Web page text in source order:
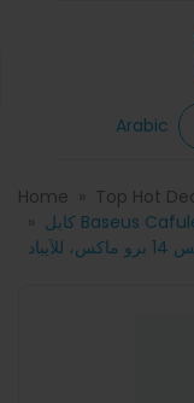
Arabic
Home
Top Hot
كابل Baseus Cafule PD 20W النوع C إلى iP سريع الشحن ومادة